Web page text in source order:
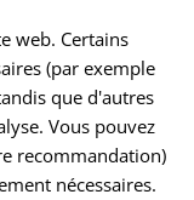
WASTE
web. Certains
(par exemple
que d'autres
Vous pouvez
recommandation)
nécessaires.